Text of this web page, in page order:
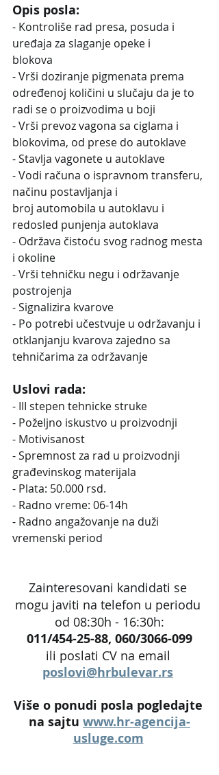
Opis posla:
- Kontroliše rad presa, posuda i
uređaja za slaganje opeke i
blokova
- Vrši doziranje pigmenata prema
određenoj količini u slučaju da je to
radi se o proizvodima u boji
- Vrši prevoz vagona sa ciglama i
blokovima, od prese do autoklave
- Stavlja vagonete u autoklave
- Vodi računa o ispravnom transferu,
načinu postavljanja i
broj automobila u autoklavu i
redosled punjenja autoklava
- Održava čistoću svog radnog mesta
i okoline
- Vrši tehničku negu i održavanje
postrojenja
- Signalizira kvarove
- Po potrebi učestvuje u održavanju i
otklanjanju kvarova zajedno sa
tehničarima za održavanje
Uslovi rada:
- III stepen tehnicke struke
- Poželjno iskustvo u proizvodnji
- Motivisanost
- Spremnost za rad u proizvodnji
građevinskog materijala
- Plata: 50.000 rsd.
- Radno vreme: 06-14h
- Radno angažovanje na duži
vremenski period
Zainteresovani kandidati se
mogu javiti na telefon u periodu
od 08:30h - 16:30h:
011/454-25-88, 060/3066-099
ili poslati CV na email
poslovi@hrbulevar.rs
Više o ponudi posla pogledajte
na sajtu www.hr-agencija-
usluge.com